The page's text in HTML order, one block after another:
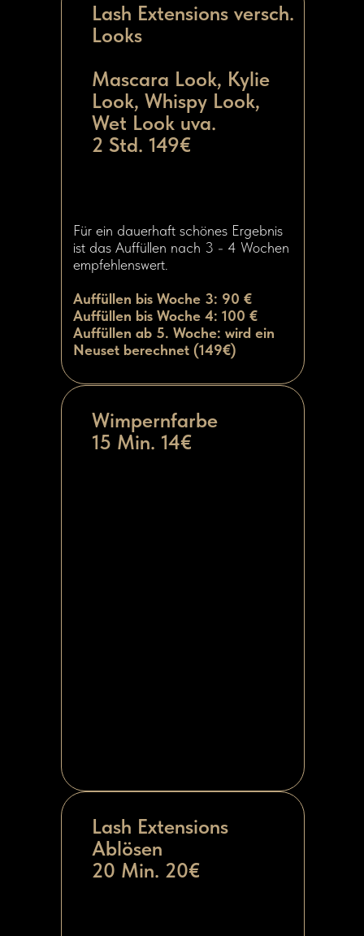
Lash Extensions versch.
Looks
Mascara Look, Kylie
Look, Whispy Look,
Wet Look uva.
2 Std. 149€
Für ein dauerhaft schönes Ergebnis
ist das Auffüllen nach 3 - 4 Wochen
empfehlenswert.
Auffüllen bis Woche 3: 90 €
Auffüllen bis Woche 4: 100 €
Auffüllen ab 5. Woche: wird ein
Neuset berechnet (149€)
Wimpernfarbe
15 Min. 14€
Lash Extensions
Ablösen
20 Min. 20€